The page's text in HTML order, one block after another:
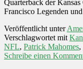
Quarterback der
Francisco Legenden
Veröffentlicht unter
Verschlagwortet mit
NFL, Patrick Mahomes,
Schreibe einen